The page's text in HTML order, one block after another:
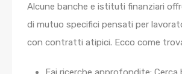
Alcune banche e istituti finanziari
di mutuo specifici pensati per
con contratti atipici. Ecco come